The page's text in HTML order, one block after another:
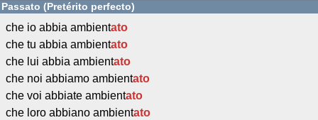
Passato (Pretérito perfecto)
che io abbia ambientato
che tu abbia ambientato
che lui abbia ambientato
che noi abbiamo ambientato
che voi abbiate ambientato
che loro abbiano ambientato